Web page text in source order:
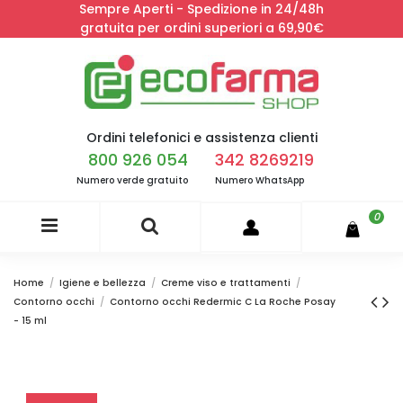
Sempre Aperti - Spedizione in 24/48h
gratuita per ordini superiori a 69,90€
Ordini telefonici e assistenza clienti
800 926 054
Numero verde gratuito
342 8269219
Numero WhatsApp
0
Home Igiene e bellezza
Creme viso e trattamenti
Contorno occhi
Contorno occhi Redermic C La Roche Posay
- 15 ml